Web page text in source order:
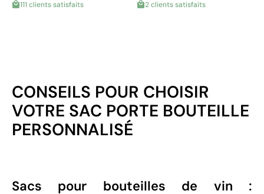
111 clients satisfaits 2 clients satisfaits
CONSEILS POUR CHOISIR
VOTRE SAC PORTE BOUTEILLE
PERSONNALISÉ
Sacs pour bouteilles de vin :